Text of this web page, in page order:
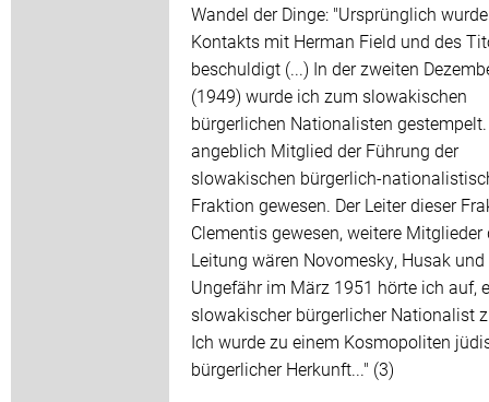
Wandel der Dinge: "Ursprünglich
Kontakts mit Herman Field und des
beschuldigt (...) In der zweiten
(1949) wurde ich zum slowakischen
bürgerlichen Nationalisten
angeblich Mitglied der Führung der
slowakischen bürgerlich-
Fraktion gewesen. Der Leiter dieser
Clementis gewesen, weitere Mitglieder
Leitung wären Novomesky, Husak und
Ungefähr im März 1951 hörte ich auf,
slowakischer bürgerlicher Nationalist
Ich wurde zu einem Kosmopoliten
bürgerlicher Herkunft..." (3)